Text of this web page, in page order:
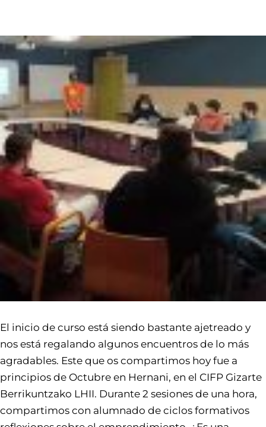
El inicio de curso está siendo bastante ajetreado y
nos está regalando algunos encuentros de lo más
agradables. Este que os compartimos hoy fue a
principios de Octubre en Hernani, en el CIFP Gizarte
Berrikuntzako LHII. Durante 2 sesiones de una hora,
compartimos con alumnado de ciclos formativos